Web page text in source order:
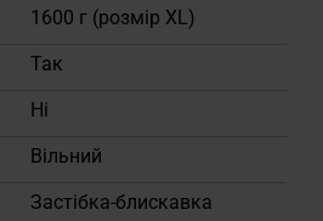
1600 г (розмір XL)
Так
Ні
Вільний
Застібка-блискавка